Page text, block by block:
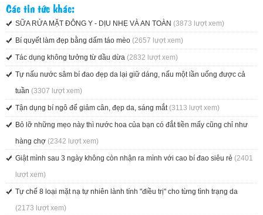
Các tin tức khác:
SỮA RỬA MẶT ĐÔNG Y - DỊU NHẸ VÀ​ AN TOÀN (3873 lượt xem)
Bí quyết làm đẹp bằng dấm táo mèo (2657 lượt xem)
Tác dụng không tưởng từ dầu dừa (2832 lượt xem)
Tự nấu nước sâm bí đao đẹp da lại giữ dáng, nấu một lần uống được cả
tuần (3307 lượt xem)
Tận dụng bí ngô để giảm cân, đẹp da, sáng mắt (3113 lượt xem)
Bỏ lỡ những mẹo này thì nước hoa của bạn có đắt tiền mấy cũng chỉ như
hàng chợ (2342 lượt xem)
Giật mình sau 3 ngày không còn nhận ra mình với cao bí đao siêu rẻ (2401
lượt xem)
Tự chế 8 loại mặt nạ tự nhiên lành tính "điều trị" cho từng tình trạng da
(2173 lượt xem)